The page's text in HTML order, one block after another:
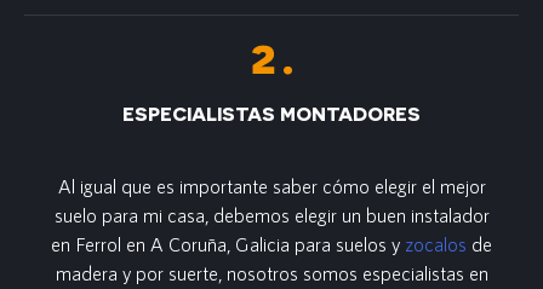
ESPECIALISTAS MONTADORES
Al igual que es importante saber cómo elegir el mejor
suelo para mi casa, debemos elegir un buen instalador
en Ferrol en A Coruña, Galicia para suelos y zocalos de
madera y por suerte, nosotros somos especialistas en